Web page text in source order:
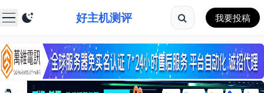
好主机测评 我要投稿